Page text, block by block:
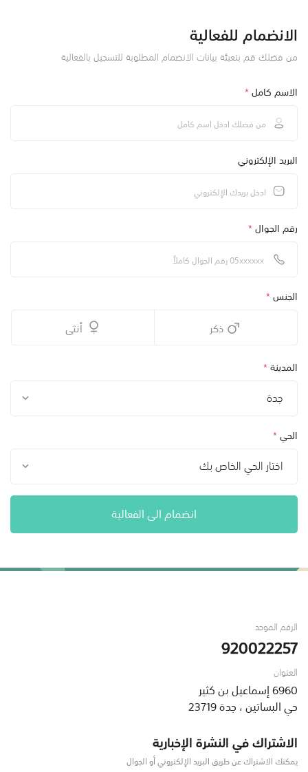
الانضمام للفعالية
من فضلك قم بتعبئة بيانات الانضمام المطلوبة للتسجيل بالفعالية
الاسم كامل*
البريد الإلكتروني
رقم الجوال*
الجنس*
ذكر أنثى
المدينة*
جدة
الحي*
اختار الحي الخاص بك
انضمام الى الفعالية
الرقم الموحد
920022257
العنوان
6960 إسماعيل بن كثير
حي البساتين ، جدة 23719
الاشتراك في النشرة الإخبارية
يمكنك الاشتراك عن طريق البريد الإلكتروني أو الجوال